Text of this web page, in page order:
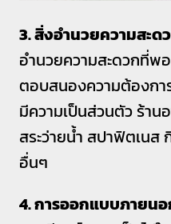
3. สิ่งอำนวยความสะด
อำนวยความสะดวกที่พ
ตอบสนองความต้องก
มีความเป็นส่วนตัว ร้าน
สระว่ายน้ำ สปาฟิตเนส
อื่นๆ
4. การออกแบบภายน